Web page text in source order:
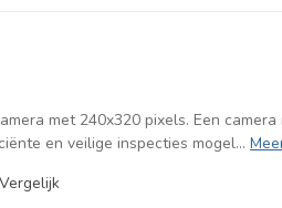
met 240x320 pixels. Een
en veilige inspecties mogel...
Vergelijk